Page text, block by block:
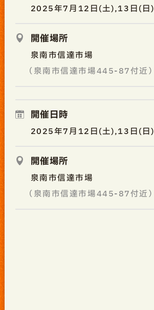
2025年7月12日(土),13日(日)
開催場所
泉南市信達市場
（泉南市信達市場445-87付近）
開催日時
2025年7月12日(土),13日(日)
開催場所
泉南市信達市場
（泉南市信達市場445-87付近）